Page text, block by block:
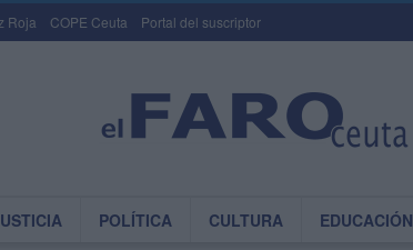
Roja COPE Ceuta Portal del suscriptor
POLÍTICA CULTURA EDUCACIÓN